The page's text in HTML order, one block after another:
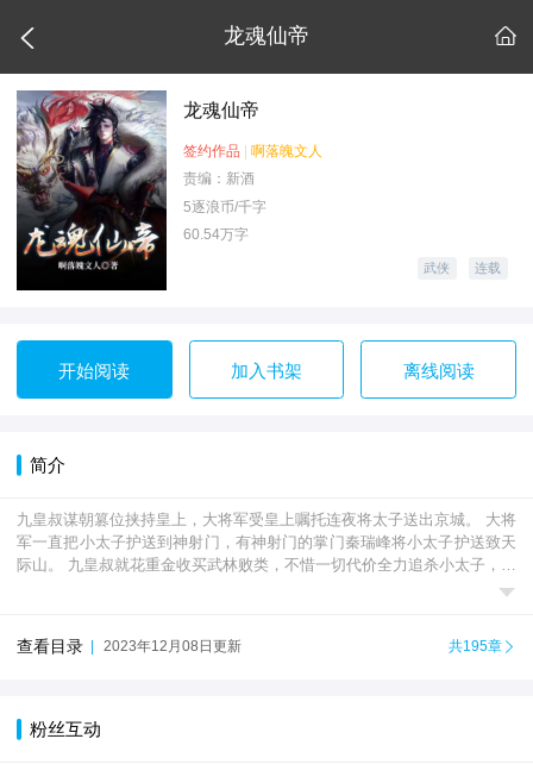
 龙魂仙帝 
龙魂仙帝
签约作品 | 啊落魄文人
责编：新酒
5逐浪币/千字
60.54万字
武侠 连载
开始阅读 加入书架 离线阅读
简介
九皇叔谋朝篡位挟持皇上，大将军受皇上嘱托连夜将太子送出京城。 大将
军一直把小太子护送到神射门，有神射门的掌门秦瑞峰将小太子护送致天
际山。 九皇叔就花重金收买武林败类，不惜一切代价全力追杀小太子，小

查看目录 2023年12月08日更新 共195章 
粉丝互动